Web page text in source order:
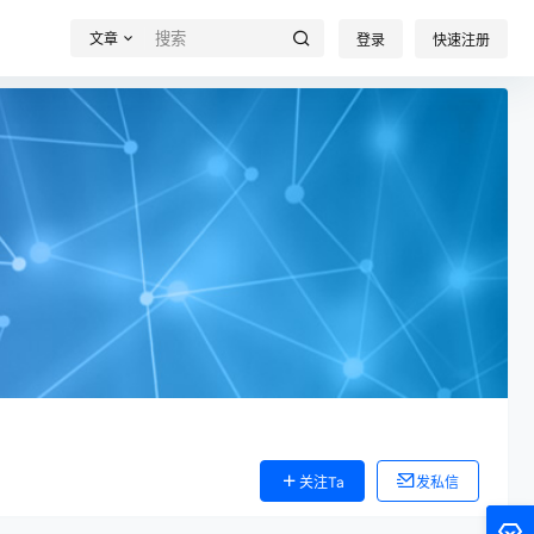
文章 登录 快速注册
关注Ta 发私信